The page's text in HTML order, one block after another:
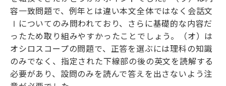
容一致問題で、例年とは違い本文全体ではなく会話文
Ⅰについてのみ問われており、さらに基礎的な内容だ
ったため取り組みやすかったことでしょう。（オ）は
オシロスコープの問題で、正答を選ぶには理科の知識
のみでなく、指定された下線部の後の英文を読解する
必要があり、設問のみを読んで答えを出さないよう注